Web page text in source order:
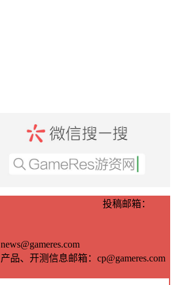
投稿邮箱：
news@gameres.com
产品、开测信息邮箱：cp@gameres.com